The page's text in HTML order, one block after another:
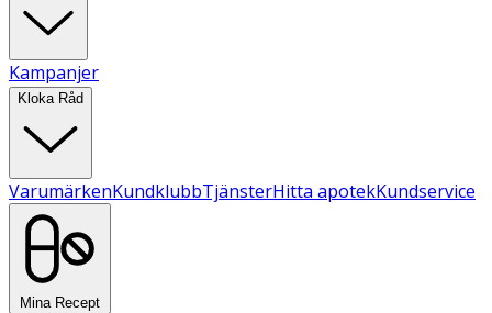
Kampanjer
Kloka Råd
VarumärkenKundklubbTjänsterHitta apotekKundservice
Mina Recept